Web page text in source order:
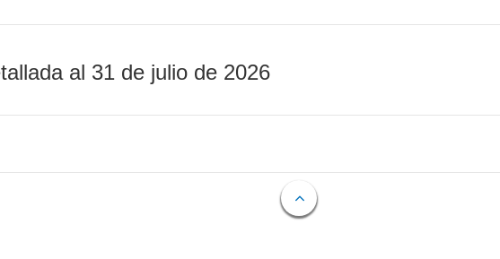
al 31 de julio de 2026